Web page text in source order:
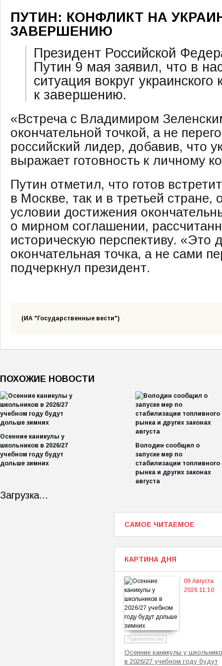
ПУТИН: КОНФЛИКТ НА
ЗАВЕРШЕНИЮ
Президент Российской
Путин 9 мая заявил, что в
ситуация вокруг
к завершению.
«Встреча с Владимиром
окончательной точкой, а не
российский лидер, добавив, что
выражает готовность к личному
Путин отметил, что готов
в Москве, так и в третьей стране,
условии достижения
о мирном соглашении,
историческую перспективу. «Это
окончательная точка, а не сами
подчеркнул президент.
(ИА "Государственные вести")
ПОХОЖИЕ НОВОСТИ
Осенние каникулы у
школьников в 2026/27
учебном году будут
дольше зимних
Володин сообщил о
запуске мер по
стабилизации топливного
рынка и других законах
августа
Загрузка...
САМОЕ ЧИТАЕМОЕ
КАРТИНА ДНЯ
09 Августа
2026 11:10
Правительство
Осенние каникулы у
в 2026/27 учебном году будут